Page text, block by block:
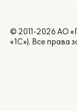
© 2011-2026 АО
«1С»). Все права